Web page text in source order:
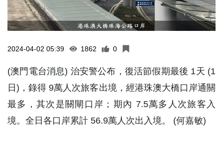
2024-04-02 05:39 1862 0
(澳門電台消息) 治安警公布，復活節假期最後 1天 (1
日)，錄得 9萬人次旅客出境，經港珠澳大橋口岸通關
最多，其次是關閘口岸；期內 7.5萬多人次旅客入
境。全日各口岸累計 56.9萬人次出入境。 (何嘉敏)